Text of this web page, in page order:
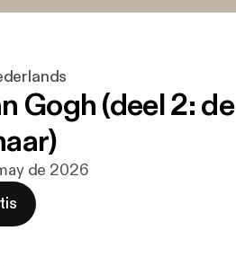
Gogh (deel 2: de
de 2026